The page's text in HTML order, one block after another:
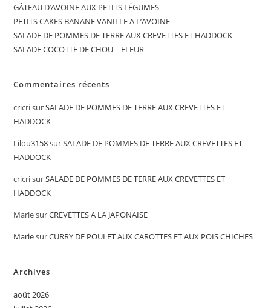
GÂTEAU D’AVOINE AUX PETITS LÉGUMES
PETITS CAKES BANANE VANILLE A L’AVOINE
SALADE DE POMMES DE TERRE AUX CREVETTES ET HADDOCK
SALADE COCOTTE DE CHOU – FLEUR
Commentaires récents
cricrisurSALADE DE POMMES DE TERRE AUX CREVETTES ET
HADDOCK
Lilou3158surSALADE DE POMMES DE TERRE AUX CREVETTES ET
HADDOCK
cricrisurSALADE DE POMMES DE TERRE AUX CREVETTES ET
HADDOCK
MariesurCREVETTES A LA JAPONAISE
MariesurCURRY DE POULET AUX CAROTTES ET AUX POIS CHICHES
Archives
août 2026